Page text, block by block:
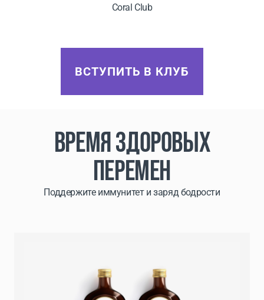
Coral Club
ВСТУПИТЬ В КЛУБ
ВРЕМЯ ЗДОРОВЫХ
ПЕРЕМЕН
Поддержите иммунитет и заряд бодрости